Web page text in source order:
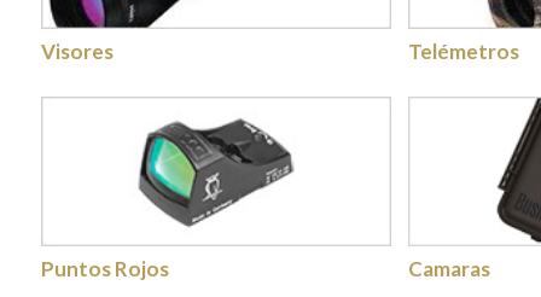
Visores Telémetros
Puntos Rojos Camaras